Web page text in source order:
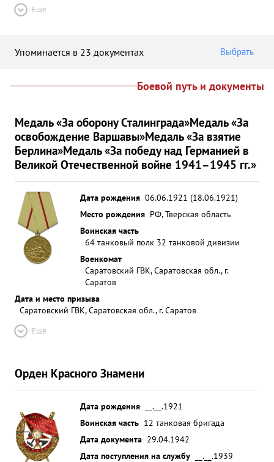
Ещё
Упоминается в 23 документах Выбрать
Боевой путь и документы
Медаль «За оборону Сталинграда»Медаль «За
освобождение Варшавы»Медаль «За взятие
Берлина»Медаль «За победу над Германией в
Великой Отечественной войне 1941–1945 гг.»
Дата рождения 06.06.1921 (18.06.1921)
Место рождения РФ, Тверская область
Воинская часть
64 танковый полк 32 танковой дивизии
Военкомат
Саратовский ГВК, Саратовская обл., г.
Саратов
Дата и место призыва
Саратовский ГВК, Саратовская обл., г. Саратов
Ещё
Орден Красного Знамени
Дата рождения
__.__.1921
Воинская часть 12 танковая бригада
Дата документа 29.04.1942
Дата поступления на службу
__.__.1939